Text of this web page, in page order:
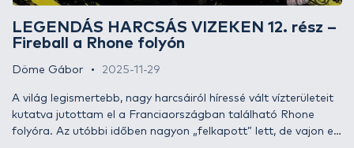
LEGENDÁS HARCSÁS VIZEKEN 12. rész –
Fireball a Rhone folyón
Döme Gábor 2025-11-29
A világ legismertebb, nagy harcsáiról híressé vált vízterületeit
kutatva jutottam el a Franciaországban található Rhone
folyóra. Az utóbbi időben nagyon „felkapott” lett, de vajon ez